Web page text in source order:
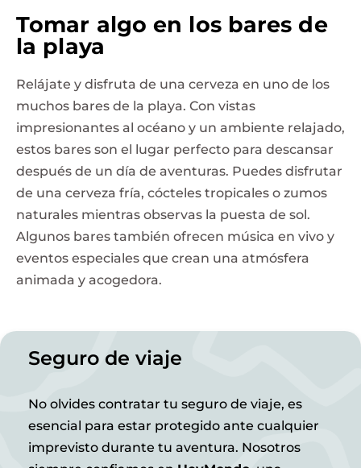
Tomar algo en los bares de
la playa
Relájate y disfruta de una cerveza en uno de los
muchos bares de la playa. Con vistas
impresionantes al océano y un ambiente relajado,
estos bares son el lugar perfecto para descansar
después de un día de aventuras. Puedes disfrutar
de una cerveza fría, cócteles tropicales o zumos
naturales mientras observas la puesta de sol.
Algunos bares también ofrecen música en vivo y
eventos especiales que crean una atmósfera
animada y acogedora.
Seguro de viaje
No olvides contratar tu seguro de viaje, es
esencial para estar protegido ante cualquier
imprevisto durante tu aventura. Nosotros